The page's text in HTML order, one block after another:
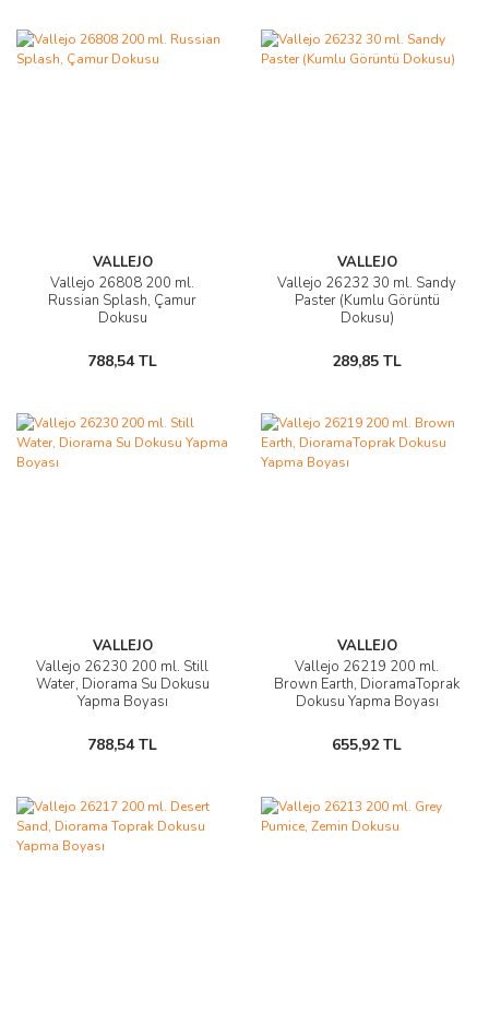
VALLEJO
Vallejo 26808 200 ml.
Russian Splash, Çamur
Dokusu
788,54 TL
VALLEJO
Vallejo 26232 30 ml. Sandy
Paster (Kumlu Görüntü
Dokusu)
289,85 TL
VALLEJO
Vallejo 26230 200 ml. Still
Water, Diorama Su Dokusu
Yapma Boyası
788,54 TL
VALLEJO
Vallejo 26219 200 ml.
Brown Earth, DioramaToprak
Dokusu Yapma Boyası
655,92 TL